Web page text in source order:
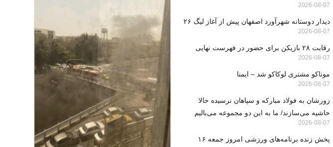
2026-08-07
دیدار دوستانه شهرآورد اصفهان پیش از آغاز لیگ ۲۶
2026-08-07
رقابت ۲۸ بازیکن برای حضور در فهرست نهایی
2026-08-07
موناکو مشتری لوکاکو شد – ایمنا
2026-08-07
زورشان به فولاد مبارکه و سپاهان نرسیده حالا
حاشیه می‌سازند/ ما به این دو مجموعه می‌بالیم
2026-08-07
پخش زنده برنامه‌های ورزشی امروز جمعه ۱۶